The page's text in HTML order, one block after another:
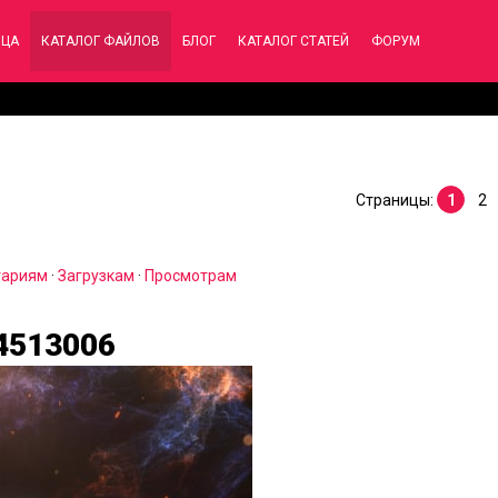
КАТАЛОГ ФАЙЛОВ БЛОГ КАТАЛОГ СТАТЕЙ ФОРУМ
Страницы: 1 2
· Загрузкам · Просмотрам